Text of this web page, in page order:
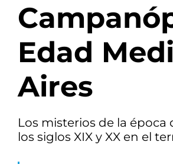
Edad
Aires
Los misterios de la época
los siglos XIX y XX en el